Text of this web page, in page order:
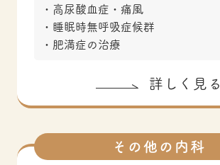
高尿酸血症・痛風
睡眠時無呼吸症候群
肥満症の治療
詳しく見る
その他の内科